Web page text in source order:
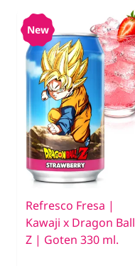
New
Refresco Fresa |
Kawaji x Dragon Ball
Z | Goten 330 ml.